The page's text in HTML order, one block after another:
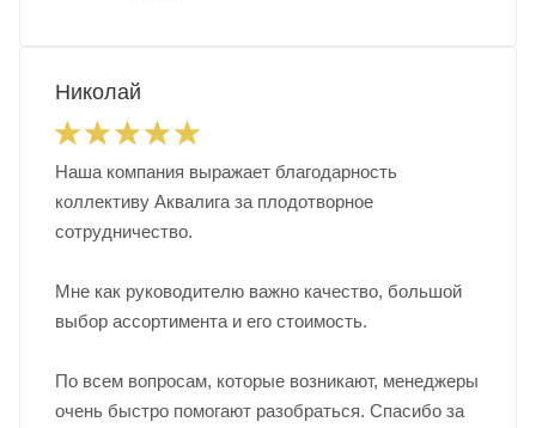
Николай
Наша компания выражает благодарность
коллективу Аквалига за плодотворное
сотрудничество.
Мне как руководителю важно качество, большой
выбор ассортимента и его стоимость.
По всем вопросам, которые возникают, менеджеры
очень быстро помогают разобраться. Спасибо за